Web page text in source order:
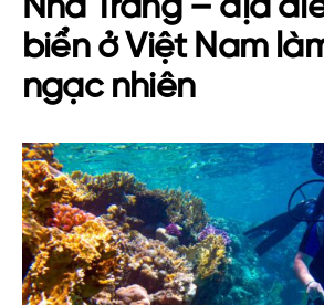
Nha Trang – địa
biển ở Việt Nam
ngạc nhiên